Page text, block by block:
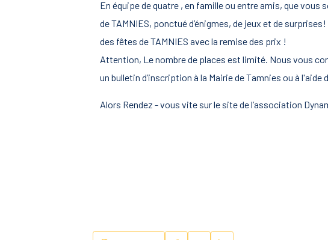
En équipe de quatre , en famille ou entre amis, que
de TAMNIES, ponctué d’énigmes, de jeux et de
des fêtes de TAMNIES avec la remise des prix !
Attention, Le nombre de places est limité. Nous vous
un bulletin d’inscription à la Mairie de Tamnies ou à
Alors Rendez - vous vite sur le site de l’association